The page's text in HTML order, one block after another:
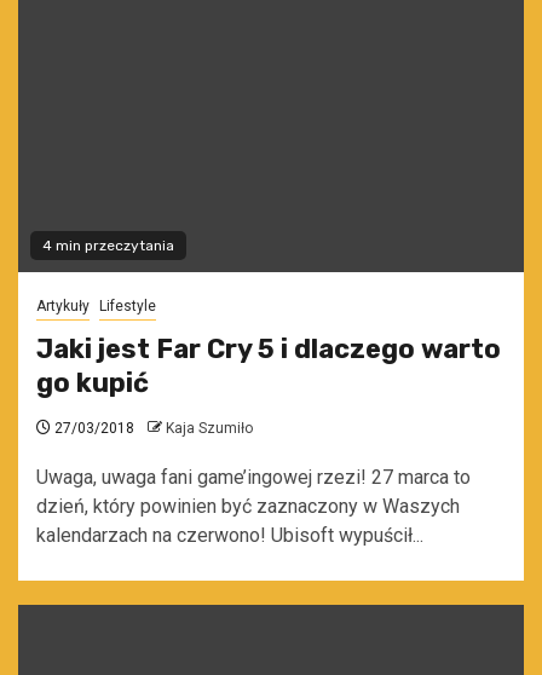
4 min przeczytania
Artykuły Lifestyle
Jaki jest Far Cry 5 i dlaczego warto
go kupić
27/03/2018 Kaja Szumiło
Uwaga, uwaga fani game’ingowej rzezi! 27 marca to
dzień, który powinien być zaznaczony w Waszych
kalendarzach na czerwono! Ubisoft wypuścił...